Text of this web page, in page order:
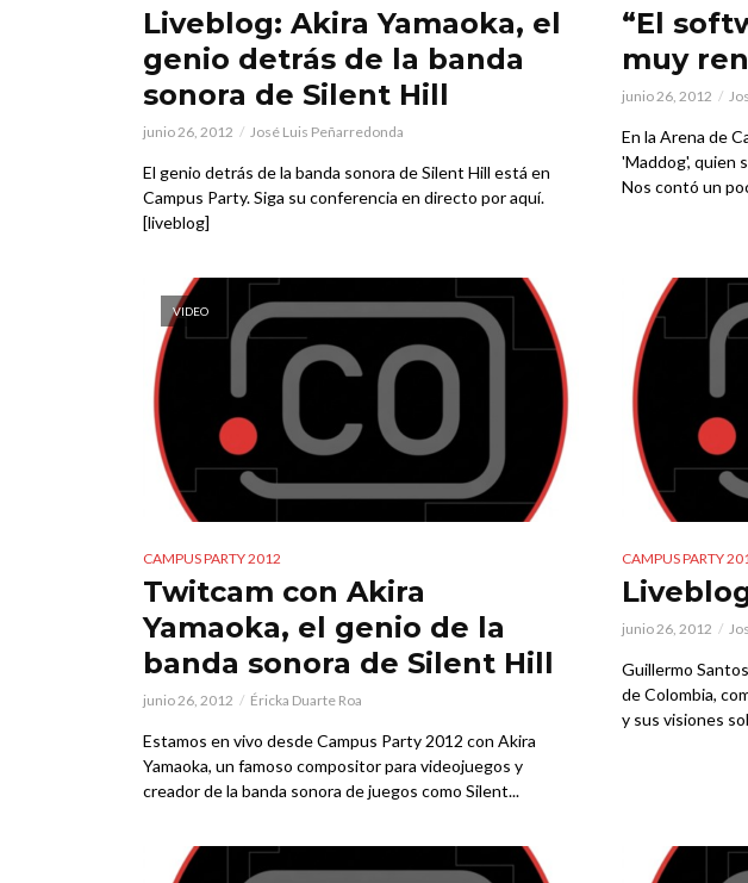
Liveblog: Akira Yamaoka, el
genio detrás de la banda
sonora de Silent Hill
junio 26, 2012 José Luis Peñarredonda
El genio detrás de la banda sonora de Silent Hill está en
Campus Party. Siga su conferencia en directo por aquí.
[liveblog]
“El
muy
junio 26, 2012
En la Arena de
'Maddog', quien
Nos contó un
VIDEO
CAMPUS PARTY 2012
Twitcam con Akira
Yamaoka, el genio de la
banda sonora de Silent Hill
junio 26, 2012 Éricka Duarte Roa
Estamos en vivo desde Campus Party 2012 con Akira
Yamaoka, un famoso compositor para videojuegos y
creador de la banda sonora de juegos como Silent...
CAMPUS PARTY
junio 26, 2012
Guillermo
de Colombia,
y sus visiones